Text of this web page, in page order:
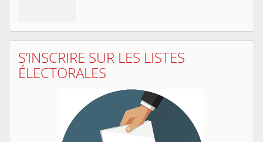
S’INSCRIRE SUR LES LISTES
ÉLECTORALES